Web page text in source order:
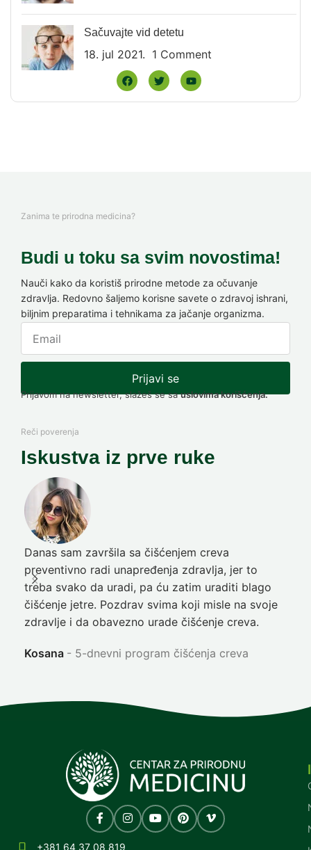
Sačuvajte vid detetu
18. jul 2021. 1 Comment
Zanima te prirodna medicina?
Budi u toku sa svim novostima!
Nauči kako da koristiš prirodne metode za očuvanje
zdravlja. Redovno šaljemo korisne savete o zdravoj ishrani,
biljnim preparatima i tehnikama za jačanje organizma.
Prijavi se
Prijavom na newsletter, slažeš se sauslovima korišćenja.
Reči poverenja
Iskustva iz prve ruke
Danas sam završila sa čišćenjem creva
preventivno radi unapređenja zdravlja, jer to
treba svako da uradi, pa ću zatim uraditi blago
čišćenje jetre. Pozdrav svima koji misle na svoje
zdravlje i da obavezno urade čišćenje creva.
Kosana 5-dnevni program čišćenja creva
+381 64 37 08 819